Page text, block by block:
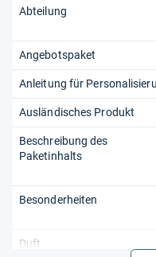
Abteilung
Angebotspaket
Anleitung für
Ausländisches Produkt
Beschreibung des
Paketinhalts
Besonderheiten
Duft